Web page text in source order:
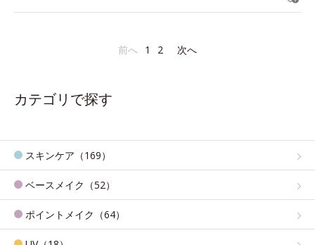
前へ 1 2 次へ
カテゴリで探す
スキンケア（169）
ベースメイク（52）
ポイントメイク（64）